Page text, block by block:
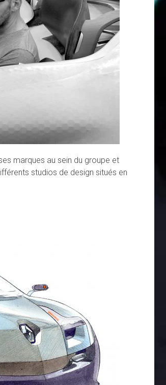
marques au sein du groupe et
studios de design situés en